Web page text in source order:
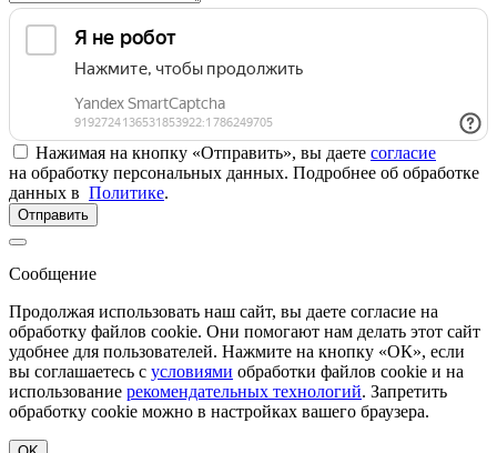
Нажимая на кнопку «Отправить», вы даете согласие
на обработку персональных данных. Подробнее об обработке
данных в Политике.
Отправить
Сообщение
Продолжая использовать наш сайт, вы даете согласие на
обработку файлов cookie. Они помогают нам делать этот сайт
удобнее для пользователей. Нажмите на кнопку «ОК», если
вы соглашаетесь с условиями обработки файлов cookie и на
использование рекомендательных технологий. Запретить
обработку cookie можно в настройках вашего браузера.